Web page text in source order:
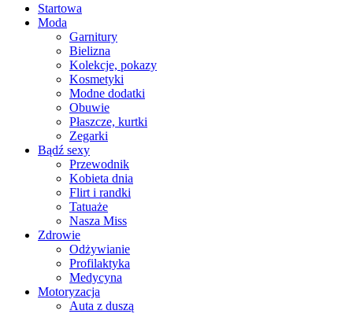
Startowa
Moda
Garnitury
Bielizna
Kolekcje, pokazy
Kosmetyki
Modne dodatki
Obuwie
Płaszcze, kurtki
Zegarki
Bądź sexy
Przewodnik
Kobieta dnia
Flirt i randki
Tatuaże
Nasza Miss
Zdrowie
Odżywianie
Profilaktyka
Medycyna
Motoryzacja
Auta z duszą